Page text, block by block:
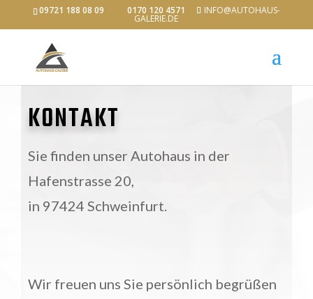
09721 188 08 09 0170 120 4571 INFO@AUTOHAUS-
GALERIE.DE
KONTAKT
Sie finden unser Autohaus in der
Hafenstrasse 20,
in 97424 Schweinfurt.
Wir freuen uns Sie persönlich begrüßen